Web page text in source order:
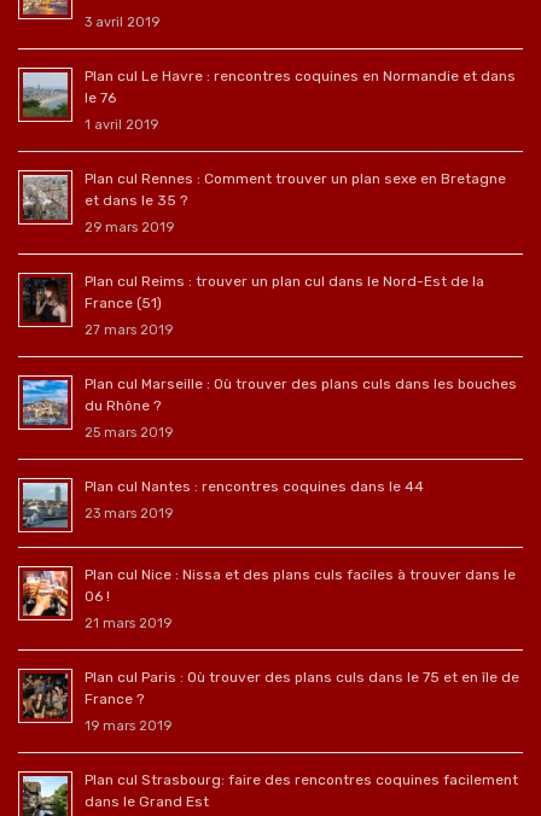
3 avril 2019
Plan cul Le Havre : rencontres coquines en Normandie et dans
le 76
1 avril 2019
Plan cul Rennes : Comment trouver un plan sexe en Bretagne
et dans le 35 ?
29 mars 2019
Plan cul Reims : trouver un plan cul dans le Nord-Est de la
France (51)
27 mars 2019
Plan cul Marseille : Où trouver des plans culs dans les bouches
du Rhône ?
25 mars 2019
Plan cul Nantes : rencontres coquines dans le 44
23 mars 2019
Plan cul Nice : Nissa et des plans culs faciles à trouver dans le
06 !
21 mars 2019
Plan cul Paris : Où trouver des plans culs dans le 75 et en île de
France ?
19 mars 2019
Plan cul Strasbourg: faire des rencontres coquines facilement
dans le Grand Est